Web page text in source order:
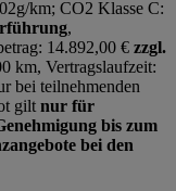
km; CO2 Klasse C:
,
14.892,00 € zzgl.
km, Vertragslaufzeit:
bei teilnehmenden
gilt nur für
bis zum
bei den